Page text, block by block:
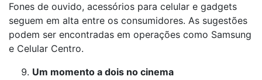
Fones de ouvido, acessórios para celular e gadgets
seguem em alta entre os consumidores. As sugestões
podem ser encontradas em operações como Samsung
e Celular Centro.
Um momento a dois no cinema